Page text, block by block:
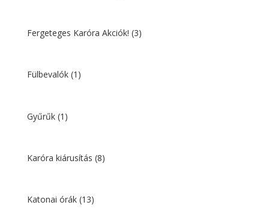
Fergeteges Karóra Akciók! (3)
Fülbevalók (1)
Gyűrűk (1)
Karóra kiárusítás (8)
Katonai órák (13)